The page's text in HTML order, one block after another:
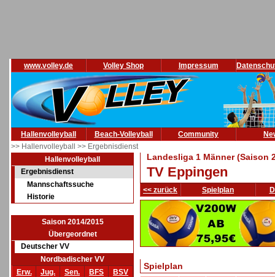
www.volley.de Volley Shop Impressum
Hallenvolleyball Beach-Volleyball Community
>> Hallenvolleyball >> Ergebnisdienst
Hallenvolleyball
Ergebnisdienst
Mannschaftssuche
Historie
Saison 2014/2015
Übergeordnet
Deutscher VV
Nordbadischer VV
Erw.
Jug. Sen. BFS
BSV
Landesliga 1 Männer (Saison
TV Eppingen
<< zurück Spielplan
Spielplan